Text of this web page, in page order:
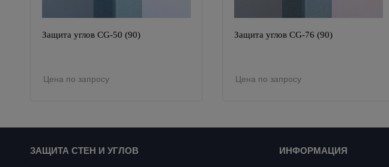
Защита углов CG-50 (90)
Цена по запросу
Защита углов CG-76 (90)
Цена по запросу
ЗАЩИТА СТЕН И УГЛОВ ИНФОРМАЦИЯ